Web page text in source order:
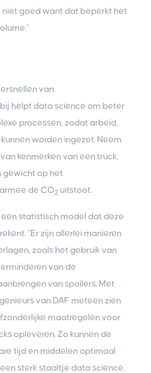
niet goed want dat beperkt het
van
helpt data science om beter
processen, zodat arbeid,
worden ingezet. Neem
kenmerken van een truck,
gewicht op het
de CO2 uitstoot.
statistisch model dat deze
“Er zijn allerlei manieren
zoals het gebruik van
van de
van spoilers. Met
van DAF meteen zien
maatregelen voor
opleveren. Zo kunnen de
tijd en middelen optimaal
sterk staaltje data science,